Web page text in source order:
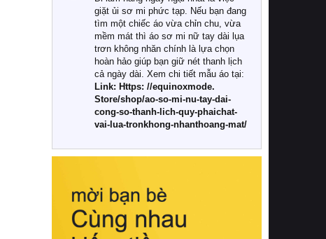
giải đáp chi tiết qua bài viết dưới đây.
1. Tại sao các gia đình hiện đại lại ưa
chuộng chăn ga gối đệm cao cấp?
Khác với các dòng sản phẩm thông
thường, những bộ chăn ga gối đệm
cao cấp trải qua quy trình sản xuất
nghiêm ngặt từ khâu chọn lọc nguyên
liệu tự nhiên đến công nghệ dệt
nhuộm hiện đại không chứa hóa chất
này, bạn sẽ cảm nhận rõ rệt sự khác
hồi chuẩn xác của phần đệm nâng đỡ
cột sống.
Bên cạnh đó, việc lựa chọn các dòng
giặt ủi sơ mi phức tạp. Nếu bạn đang
tìm một chiếc áo vừa chỉn chu, vừa
mềm mát thì áo sơ mi nữ tay dài lụa
trơn không nhăn chính là lựa chọn
hoàn hảo giúp bạn giữ nét thanh lịch
cả ngày dài. Xem chi tiết mẫu áo tại:
Link: Https: //equinoxmode.
Store/shop/ao-so-mi-nu-tay-dai-
cong-so-thanh-lich-quy-phaichat-
vai-lua-tronkhong-nhanthoang-mat/